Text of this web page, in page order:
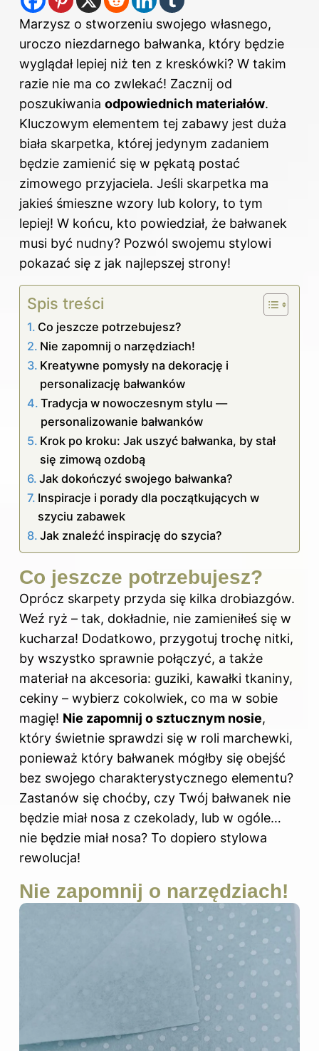
Marzysz o stworzeniu swojego własnego,
uroczo niezdarnego bałwanka, który będzie
wyglądał lepiej niż ten z kreskówki? W takim
razie nie ma co zwlekać! Zacznij od
poszukiwania odpowiednich materiałów.
Kluczowym elementem tej zabawy jest duża
biała skarpetka, której jedynym zadaniem
będzie zamienić się w pękatą postać
zimowego przyjaciela. Jeśli skarpetka ma
jakieś śmieszne wzory lub kolory, to tym
lepiej! W końcu, kto powiedział, że bałwanek
musi być nudny? Pozwól swojemu stylowi
pokazać się z jak najlepszej strony!
Spis treści
Co jeszcze potrzebujesz?
Nie zapomnij o narzędziach!
Kreatywne pomysły na dekorację i
personalizację bałwanków
Tradycja w nowoczesnym stylu —
personalizowanie bałwanków
Krok po kroku: Jak uszyć bałwanka, by stał
się zimową ozdobą
Jak dokończyć swojego bałwanka?
Inspiracje i porady dla początkujących w
szyciu zabawek
Jak znaleźć inspirację do szycia?
Co jeszcze potrzebujesz?
Oprócz skarpety przyda się kilka drobiazgów.
Weź ryż – tak, dokładnie, nie zamieniłeś się w
kucharza! Dodatkowo, przygotuj trochę nitki,
by wszystko sprawnie połączyć, a także
materiał na akcesoria: guziki, kawałki tkaniny,
cekiny – wybierz cokolwiek, co ma w sobie
magię! Nie zapomnij o sztucznym nosie,
który świetnie sprawdzi się w roli marchewki,
ponieważ który bałwanek mógłby się obejść
bez swojego charakterystycznego elementu?
Zastanów się choćby, czy Twój bałwanek nie
będzie miał nosa z czekolady, lub w ogóle…
nie będzie miał nosa? To dopiero stylowa
rewolucja!
Nie zapomnij o narzędziach!